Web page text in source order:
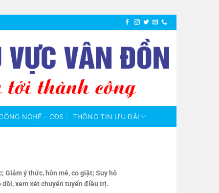
NGHỆ – CĐS THÔNG TIN ƯU ĐÃI
Giảm ý thức, hôn mê, co giật; Suy hô
xem xét chuyển tuyến điều trị.